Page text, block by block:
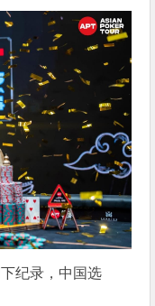
纪录，中国选